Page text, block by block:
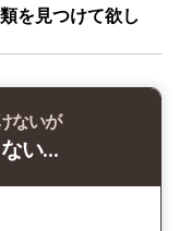
を見つけて欲し
ないが
い…